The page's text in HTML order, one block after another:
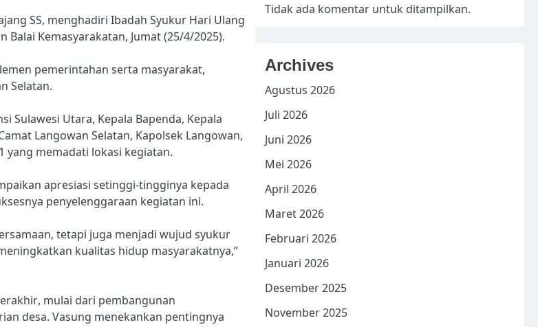
SS, menghadiri Ibadah Syukur Hari Ulang
Kemasyarakatan, Jumat (25/4/2025).
pemerintahan serta masyarakat,
Selatan.
Sulawesi Utara, Kepala Bapenda, Kepala
Langowan Selatan, Kapolsek Langowan,
yang memadati lokasi kegiatan.
apresiasi setinggi-tingginya kepada
penyelenggaraan kegiatan ini.
tetapi juga menjadi wujud syukur
kualitas hidup masyarakatnya,”
mulai dari pembangunan
desa. Vasung menekankan pentingnya
Tidak ada komentar untuk ditampilkan.
Archives
Agustus 2026
Juli 2026
Juni 2026
Mei 2026
April 2026
Maret 2026
Februari 2026
Januari 2026
Desember 2025
November 2025